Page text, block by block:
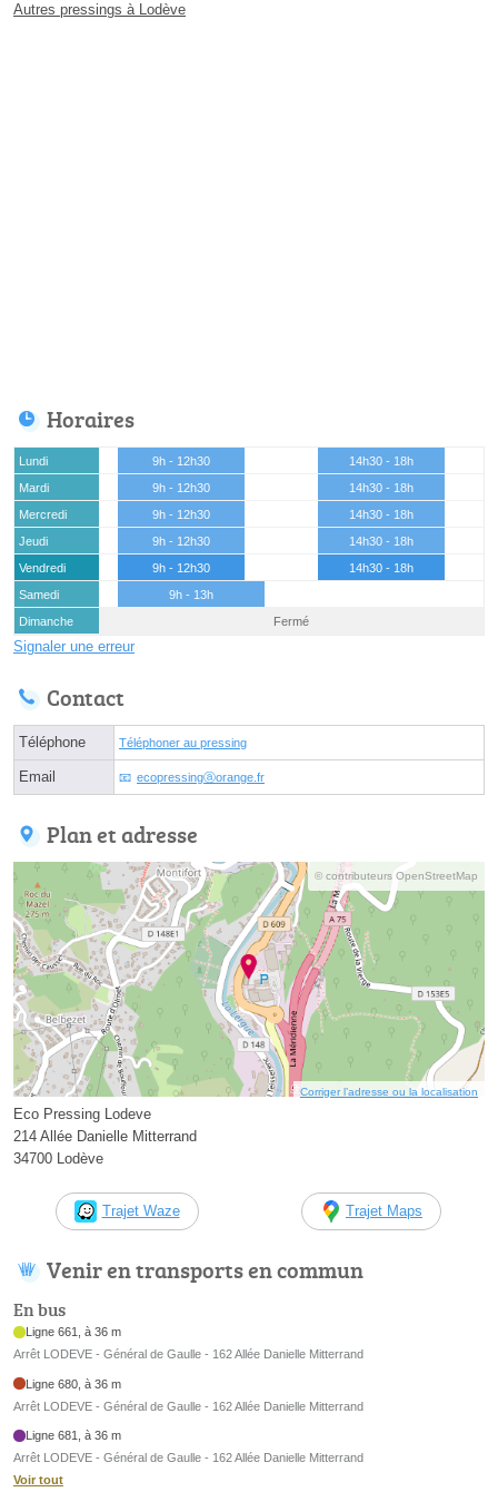
Autres pressings à Lodève
Horaires
Lundi 9h - 12h30
14h30 - 18h
Mardi
9h - 12h30
14h30 - 18h
Mercredi
9h - 12h30
14h30 - 18h
Jeudi
9h - 12h30
14h30 - 18h
Vendredi
9h - 12h30
14h30 - 18h
Samedi
9h - 13h
Dimanche
Fermé
Signaler une erreur
Contact
Téléphone Téléphoner au pressing
Email ecopressingⓐorange.fr
Plan et adresse
© contributeurs OpenStreetMap
Corriger l’adresse ou la localisation
Eco Pressing Lodeve
214 Allée Danielle Mitterrand
34700 Lodève
Trajet Waze Trajet Maps
Venir en transports en commun
En bus
Ligne 661, à 36 m
Arrêt LODEVE - Général de Gaulle - 162 Allée Danielle Mitterrand
Ligne 680, à 36 m
Arrêt LODEVE - Général de Gaulle - 162 Allée Danielle Mitterrand
Ligne 681, à 36 m
Arrêt LODEVE - Général de Gaulle - 162 Allée Danielle Mitterrand
Voir tout